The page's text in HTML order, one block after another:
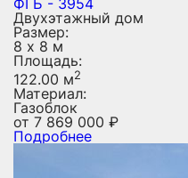
Двухэтажный дом
Размер:
8 х 8 м
Площадь:
122.00 м2
Материал:
Газоблок
от 7 869 000 ₽
Подробнее